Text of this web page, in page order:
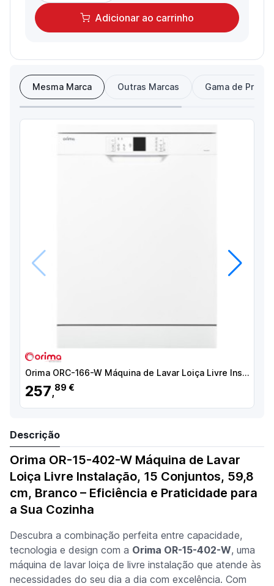
Adicionar ao carrinho
Mesma Marca Outras Marcas Gama de Preço
Anterior Próximo
Orima ORC-166-W Máquina de Lavar Loiça Livre Instalação, 12 Conjuntos, 60 cm, Branco - 050722 - 5603883212802
257,89 €
Descrição
Orima OR-15-402-W Máquina de Lavar
Loiça Livre Instalação, 15 Conjuntos, 59,8
cm, Branco – Eficiência e Praticidade para
a Sua Cozinha
Descubra a combinação perfeita entre capacidade,
tecnologia e design com a Orima OR-15-402-W, uma
máquina de lavar loiça de livre instalação que atende às
necessidades do seu dia a dia com excelência. Com